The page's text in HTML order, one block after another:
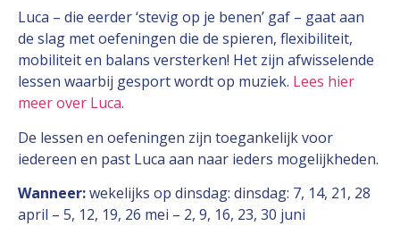
Luca – die eerder ‘stevig op je benen’ gaf – gaat aan
de slag met oefeningen die de spieren, flexibiliteit,
mobiliteit en balans versterken! Het zijn afwisselende
lessen waarbij gesport wordt op muziek. Lees hier
meer over Luca.
De lessen en oefeningen zijn toegankelijk voor
iedereen en past Luca aan naar ieders mogelijkheden.
Wanneer:wekelijks op dinsdag: dinsdag: 7, 14, 21, 28
april – 5, 12, 19, 26 mei – 2, 9, 16, 23, 30 juni